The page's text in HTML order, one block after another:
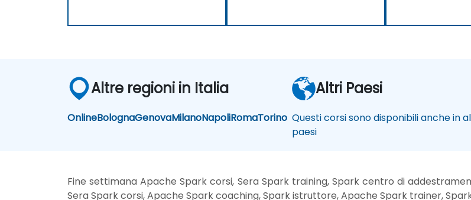
Altre regioni in Italia
OnlineBolognaGenovaMilanoNapoliRomaTorino
Altri Paesi
Questi corsi sono disponibili anche in
paesi
Fine settimana Apache Spark corsi, Sera Spark training, Spark centro di
Sera Spark corsi, Apache Spark coaching, Spark istruttore, Apache Spark trainer,